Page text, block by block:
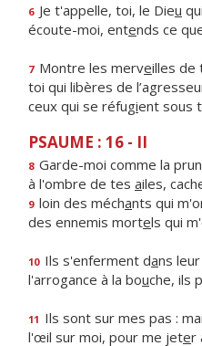
6 Je t'appelle, toi, le Dieu
écoute-moi, entends ce
7 Montre les merveilles de
toi qui libères de
ceux qui se réfugient sous
PSAUME : 16 - II
8 Garde-moi comme la prun
à l'ombre de tes ailes,
9 loin des méchants qui
des ennemis mortels qui
10 Ils s'enferment dans
l'arrogance à la bouche, ils
11 Ils sont sur mes pas :
l'œil sur moi, pour me jeter